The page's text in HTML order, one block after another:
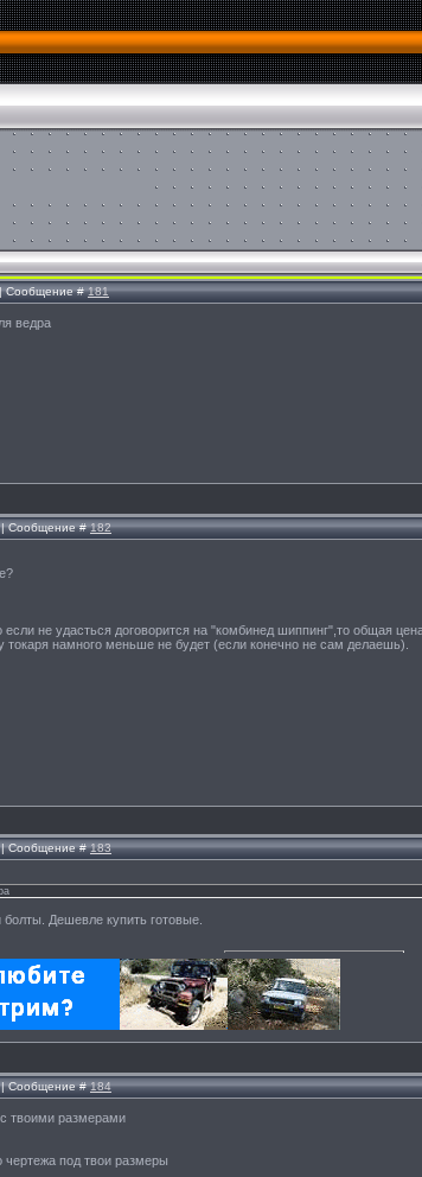
| Сообщение #181
ведра
| Сообщение #182
не удасться договорится на "комбинед шиппинг",то общая
токаря намного меньше не будет (если конечно не сам делаешь).
| Сообщение #183
Дешевле купить готовые.
| Сообщение #184
с твоими размерами
чертежа под твои размеры